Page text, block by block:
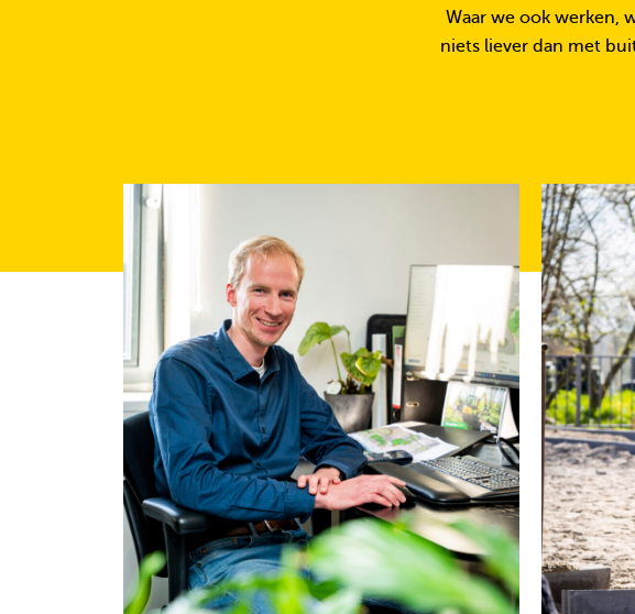
Waar we ook werken,
niets liever dan met